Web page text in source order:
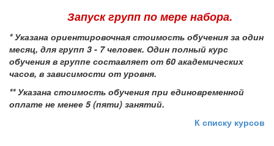
Запуск групп по мере набора.
*Указана ориентировочная стоимость обучения за один
месяц, для групп 3 - 7 человек. Один полный курс
обучения в группе составляет от 60 академических
часов, в зависимости от уровня.
** Указана стоимость обучения при единовременной
оплате не менее 5 (пяти) занятий.
К списку курсов